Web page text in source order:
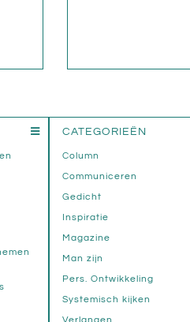
CATEGORIEËN
Column
Communiceren
Gedicht
Inspiratie
Magazine
Man zijn
Pers. Ontwikkeling
Systemisch kijken